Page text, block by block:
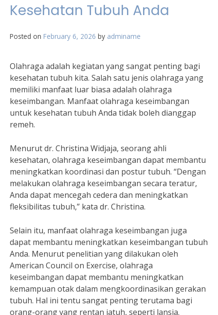
Kesehatan Tubuh Anda
Posted on February 6, 2026 by adminame
Olahraga adalah kegiatan yang sangat penting bagi
kesehatan tubuh kita. Salah satu jenis olahraga yang
memiliki manfaat luar biasa adalah olahraga
keseimbangan. Manfaat olahraga keseimbangan
untuk kesehatan tubuh Anda tidak boleh dianggap
remeh.
Menurut dr. Christina Widjaja, seorang ahli
kesehatan, olahraga keseimbangan dapat membantu
meningkatkan koordinasi dan postur tubuh. “Dengan
melakukan olahraga keseimbangan secara teratur,
Anda dapat mencegah cedera dan meningkatkan
fleksibilitas tubuh,” kata dr. Christina.
Selain itu, manfaat olahraga keseimbangan juga
dapat membantu meningkatkan keseimbangan tubuh
Anda. Menurut penelitian yang dilakukan oleh
American Council on Exercise, olahraga
keseimbangan dapat membantu meningkatkan
kemampuan otak dalam mengkoordinasikan gerakan
tubuh. Hal ini tentu sangat penting terutama bagi
orang-orang yang rentan jatuh, seperti lansia.